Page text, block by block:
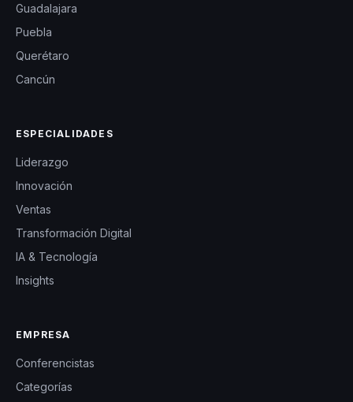
Guadalajara
Puebla
Querétaro
Cancún
ESPECIALIDADES
Liderazgo
Innovación
Ventas
Transformación Digital
IA & Tecnología
Insights
EMPRESA
Conferencistas
Categorías